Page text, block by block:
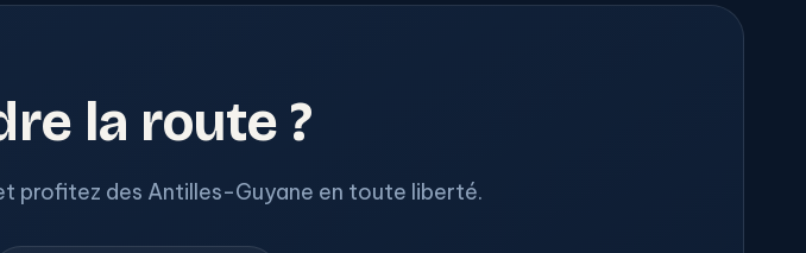
la route ?
profitez des Antilles-Guyane en toute liberté.